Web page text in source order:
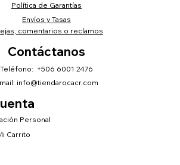
Envíos y Tasas
Política de Garantías
comentarios o reclamos
Personal
Carrito
Contáctanos
Teléfono: +506 6001 2476
info@tiendarocacr.com